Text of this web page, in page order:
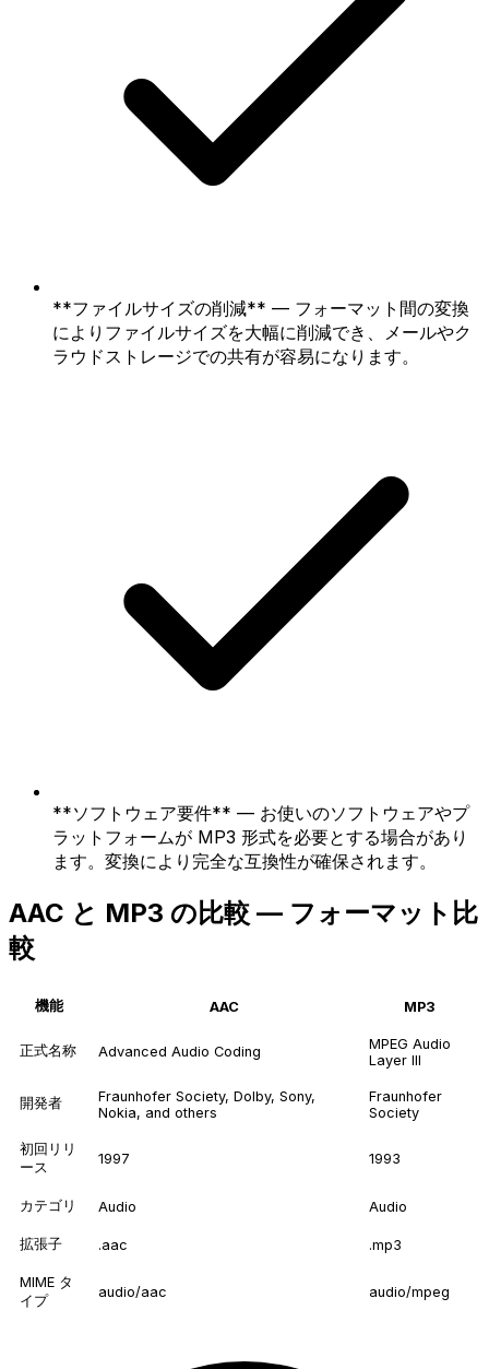
**ファイルサイズの削減** — フォーマット間の変換
によりファイルサイズを大幅に削減でき、メールやク
ラウドストレージでの共有が容易になります。
**ソフトウェア要件** — お使いのソフトウェアやプ
ラットフォームが MP3 形式を必要とする場合があり
ます。変換により完全な互換性が確保されます。
AAC と MP3 の比較 — フォーマット比
較
機能 AAC MP3
正式名称 Advanced Audio Coding
MPEG Audio
Layer III
開発者
Fraunhofer Society, Dolby, Sony,
Nokia, and others
Fraunhofer
Society
初回リリ
ース
1997 1993
カテゴリ Audio Audio
拡張子 .aac .mp3
MIME タ
イプ
audio/aac audio/mpeg